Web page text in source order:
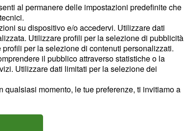
al permanere delle impostazioni predefinite che
su dispositivo e/o accedervi. Utilizzare dati
Utilizzare profili per la selezione di pubblicità
per la selezione di contenuti personalizzati.
il pubblico attraverso statistiche o la
Utilizzare dati limitati per la selezione dei
momento, le tue preferenze, ti invitiamo a